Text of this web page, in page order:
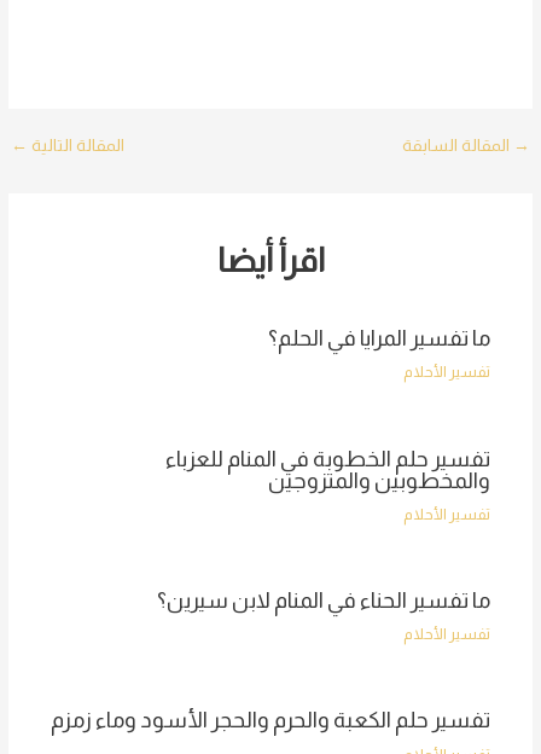
Post
→ المقالة السابقة المقالة التالية ←
اقرأ أيضا
ما تفسير المرايا في الحلم؟
تفسير الأحلام
تفسير حلم الخطوبة في المنام للعزباء
والمخطوبين والمتزوجين
تفسير الأحلام
ما تفسير الحناء في المنام لابن سيرين؟
تفسير الأحلام
تفسير حلم الكعبة والحرم والحجر الأسود وماء زمزم